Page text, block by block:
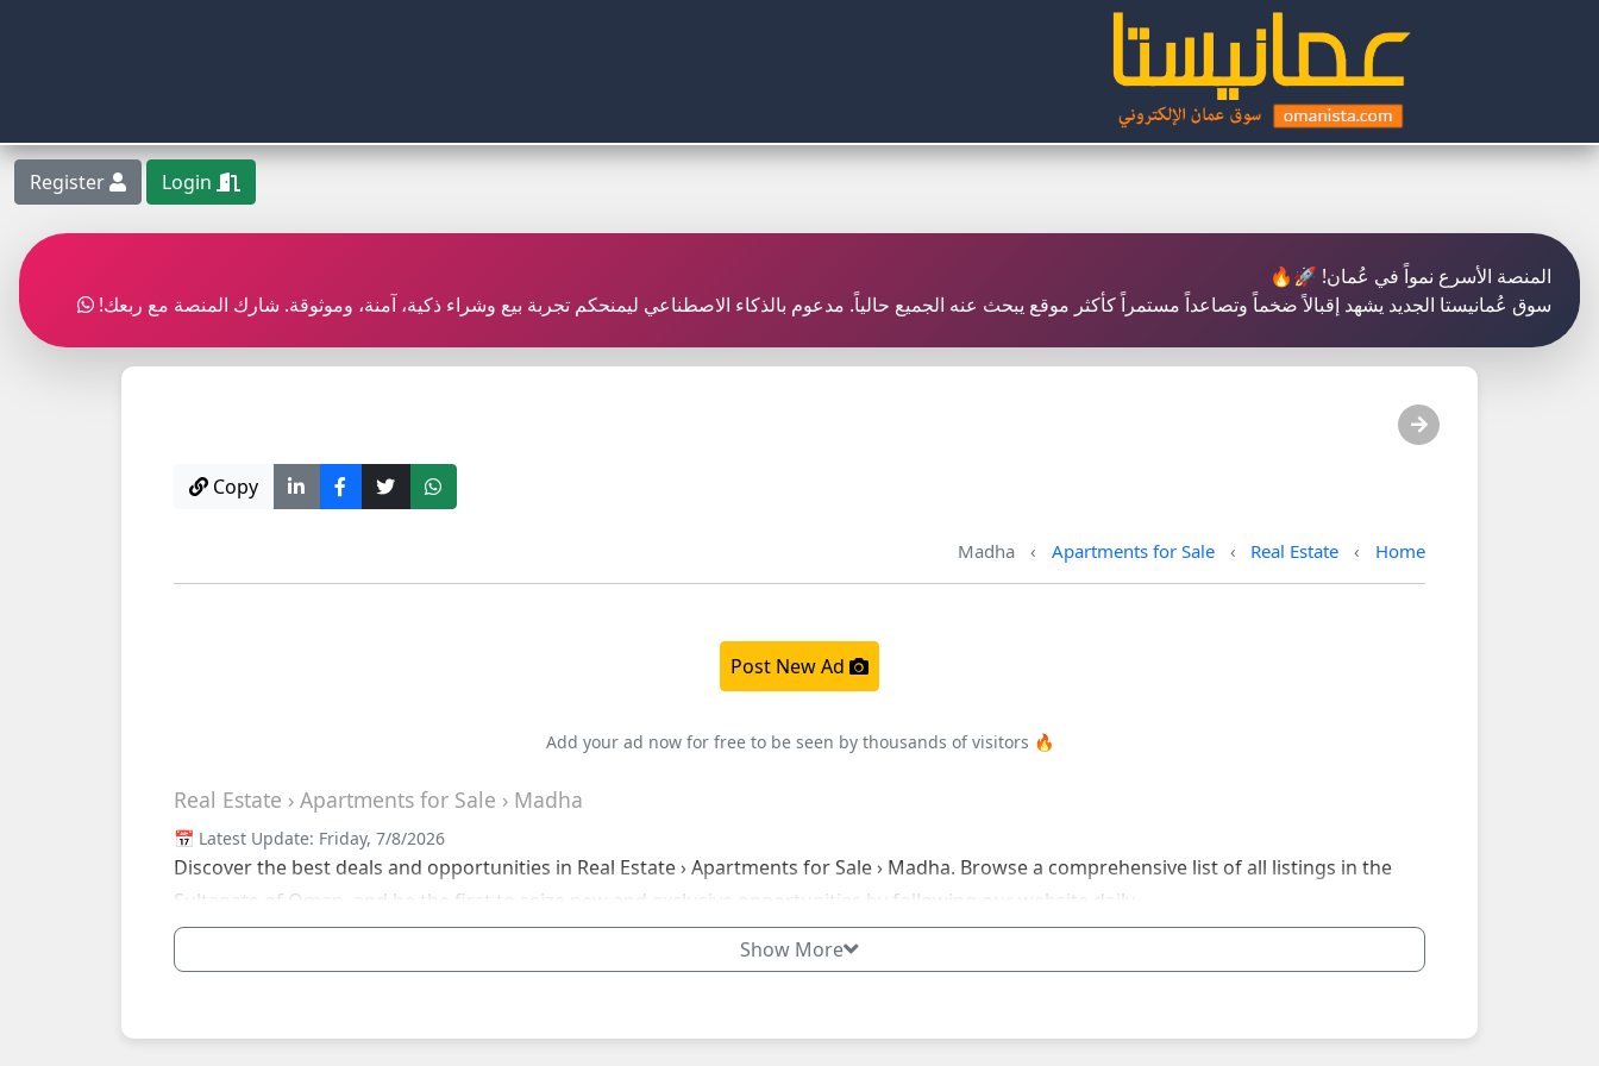
المنصة الأسرع نمواً في عُمان! 🚀🔥
سوق عُمانيستا الجديد يشهد إقبالاً ضخماً وتصاعداً مستمراً كأكثر موقع يبحث عنه الجميع حالياً. مدعوم بالذكاء الاصطناعي ليمنحكم تجربة بيع وشراء ذكية، آمنة، وموثوقة. شارك المنصة مع ربعك!
Copy
Home
Real Estate
Apartments for Sale
Madha
Add your ad now for free to be seen by thousands of visitors 🔥
Real Estate › Apartments for Sale › Madha
📅 Latest Update: Friday, 7/8/2026
Discover the best deals and opportunities in Real Estate › Apartments for Sale › Madha. Browse a comprehensive list of all listings in the
Sultanate of Oman, and be the first to seize new and exclusive opportunities by following our website daily.
Show More